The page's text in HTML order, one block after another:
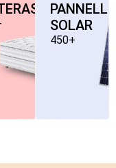
PANNELLI-
SOLAR
450+